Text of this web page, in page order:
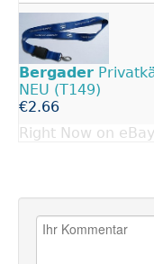
Bergader
NEU (T149)
€2.66
Right Now on eBay